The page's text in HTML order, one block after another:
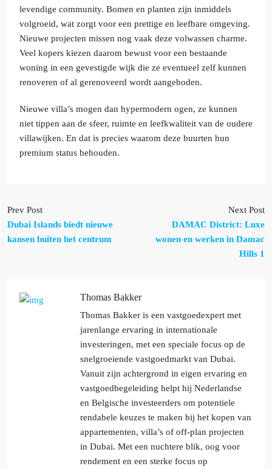
levendige community. Bomen en planten zijn inmiddels
volgroeid, wat zorgt voor een prettige en leefbare omgeving.
Nieuwe projecten missen nog vaak deze volwassen charme.
Veel kopers kiezen daarom bewust voor een bestaande
woning in een gevestigde wijk die ze eventueel zelf kunnen
renoveren of al gerenoveerd wordt aangeboden.
Nieuwe villa’s mogen dan hypermodern ogen, ze kunnen
niet tippen aan de sfeer, ruimte en leefkwaliteit van de oudere
villawijken. En dat is precies waarom deze buurten hun
premium status behouden.
Prev Post
Dubai Islands biedt nieuwe
kansen buiten het centrum
Next Post
DAMAC District: Luxe
wonen en werken in Damac
Hills 1
Thomas Bakker
Thomas Bakker is een vastgoedexpert met
jarenlange ervaring in internationale
investeringen, met een speciale focus op de
snelgroeiende vastgoedmarkt van Dubai.
Vanuit zijn achtergrond in eigen ervaring en
vastgoedbegeleiding helpt hij Nederlandse
en Belgische investeerders om potentiele
rendabele keuzes te maken bij het kopen van
appartementen, villa’s of off-plan projecten
in Dubai. Met een nuchtere blik, oog voor
rendement en een sterke focus op